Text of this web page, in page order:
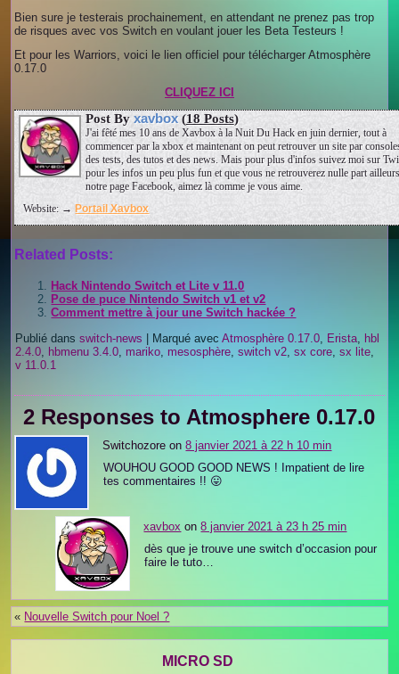
Bien sure je testerais prochainement, en attendant ne prenez pas trop
de risques avec vos Switch en voulant jouer les Beta Testeurs !
Et pour les Warriors, voici le lien officiel pour télécharger Atmosphère
0.17.0
CLIQUEZ ICI
Post By xavbox(18 Posts)
J'ai fêté mes 10 ans de Xavbox à la Nuit Du Hack en juin dernier, tout à
commencer par la xbox et maintenant on peut retrouver un site par
des tests, des tutos et des news. Mais pour plus d'infos suivez moi sur
pour les infos un peu plus fun et que vous ne retrouverez nulle part
notre page Facebook, aimez là comme je vous aime.
Website: → Portail Xavbox
Related Posts:
Hack Nintendo Switch et Lite v 11.0
Pose de puce Nintendo Switch v1 et v2
Comment mettre à jour une Switch hackée ?
Publié dans switch-news Marqué avec Atmosphère 0.17.0, Erista, hbl
2.4.0, hbmenu 3.4.0, mariko, mesosphère,switch v2,sx core,sx lite,
v 11.0.1
2 Responses to Atmosphere 0.17.0
Switchozore on8 janvier 2021 à 22 h 10 min
WOUHOU GOOD GOOD NEWS ! Impatient de lire
tes commentaires !! 😛
xavbox on8 janvier 2021 à 23 h 25 min
dès que je trouve une switch d’occasion pour
faire le tuto…
« Nouvelle Switch pour Noel ?
MICRO SD